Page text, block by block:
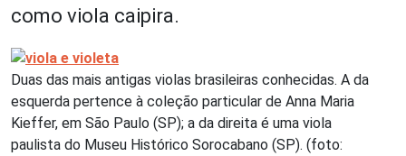
como viola caipira.
Duas das mais antigas violas brasileiras conhecidas. A da
esquerda pertence à coleção particular de Anna Maria
Kieffer, em São Paulo (SP); a da direita é uma viola
paulista do Museu Histórico Sorocabano (SP). (foto: